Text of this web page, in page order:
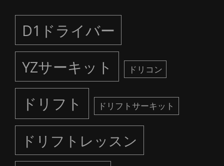
D1ドライバー
YZサーキット
ドリコン
ドリフト ドリフトサーキット
ドリフトレッスン